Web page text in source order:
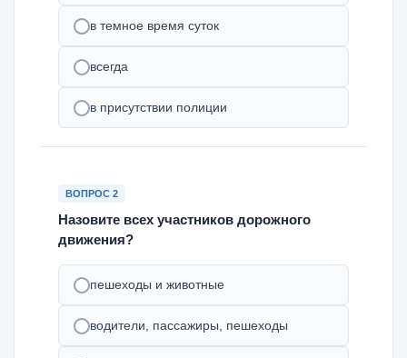
в темное время суток
всегда
в присутствии полиции
ВОПРОС 2
Назовите всех участников дорожного
движения?
пешеходы и животные
водители, пассажиры, пешеходы